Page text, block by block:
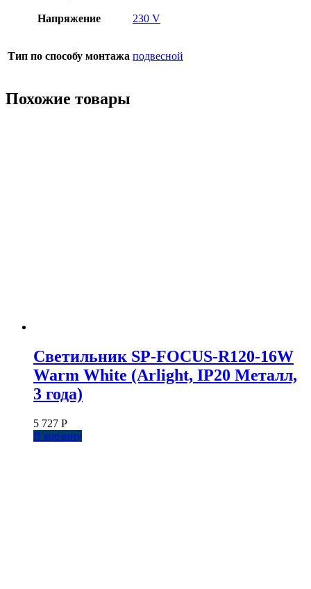
Напряжение 230 V
Тип по способу монтажа подвесной
Похожие товары
Светильник SP-FOCUS-R120-16W
Warm White (Arlight, IP20 Металл,
3 года)
5 727 Р
В корзину